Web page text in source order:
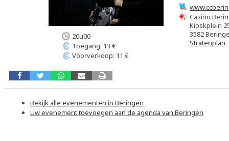
Casino
Kioskplein
3582
Stratenplan
20u00
Toegang: 13 €
Voorverkoop: 11 €
Bekijk alle evenementen in Beringen
Uw evenement toevoegen aan de agenda van Beringen